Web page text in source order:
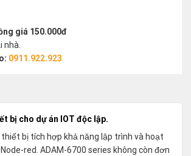
giá 150.000đ
nhà.
0911.922.923
bị cho dự án IOT độc lập.
bị tích hợp khả năng lập trình và hoạt
red. ADAM-6700 series không còn đơn